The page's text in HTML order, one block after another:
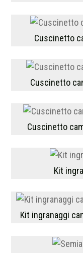
Cuscinetto
Cuscinetto
Cuscinetto
Kit
Kit ingranaggi